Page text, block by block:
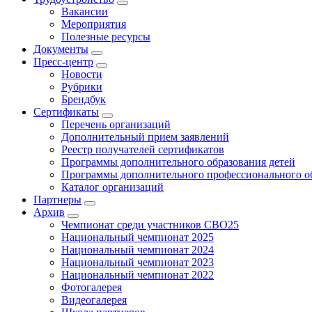
Вакансии
Мероприятия
Полезные ресурсы
Документы
Пресс-центр
Новости
Рубрики
Брендбук
Сертификаты
Перечень организаций
Дополнительный прием заявлений
Реестр получателей сертификатов
Программы дополнительного образования детей
Программы дополнительного профессионального
Каталог организаций
Партнеры
Архив
Чемпионат среди участников СВО25
Национальный чемпионат 2025
Национальный чемпионат 2024
Национальный чемпионат 2023
Национальный чемпионат 2022
Фотогалерея
Видеогалерея